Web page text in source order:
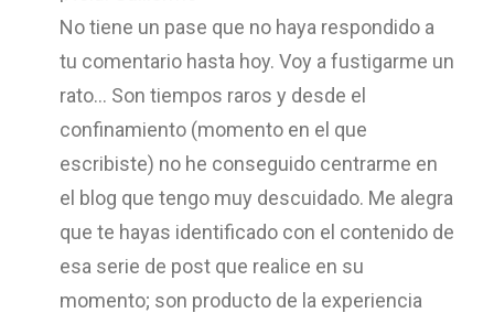
No tiene un pase que no haya respondido a
tu comentario hasta hoy. Voy a fustigarme un
rato… Son tiempos raros y desde el
confinamiento (momento en el que
escribiste) no he conseguido centrarme en
el blog que tengo muy descuidado. Me alegra
que te hayas identificado con el contenido de
esa serie de post que realice en su
momento; son producto de la experiencia